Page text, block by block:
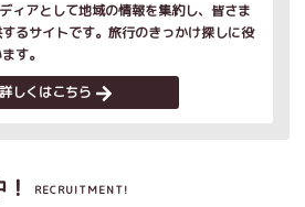
ィアとして地域の情報を集約し、皆さま
るサイトです。旅行のきっかけ探しに役
す。
詳しくはこちら
RECRUITMENT!